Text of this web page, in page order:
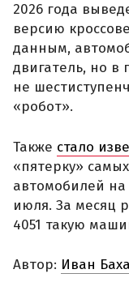
2026 года
версию
данным,
двигатель, но в
не
«робот».
Также стало
«пятерку»
автомобилей
июля. За месяц
4051 такую
Автор: Иван